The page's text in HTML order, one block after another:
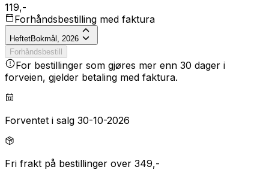
119,-
Forhåndsbestilling med faktura
HeftetBokmål, 2026
Forhåndsbestill
For bestillinger som gjøres mer enn 30 dager i
forveien, gjelder betaling med faktura.
Forventet i salg 30-10-2026
Fri frakt på bestillinger over 349,-